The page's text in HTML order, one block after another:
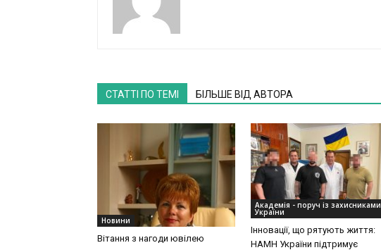
СТАТТІ ПО ТЕМІ БІЛЬШЕ ВІД АВТОРА
Новини
Вітання з нагоди ювілею
Академія - поруч із захисниками
України
Інновації, що рятують життя:
НАМН України підтримує